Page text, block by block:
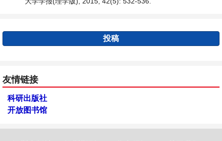
投稿
友情链接
科研出版社
开放图书馆